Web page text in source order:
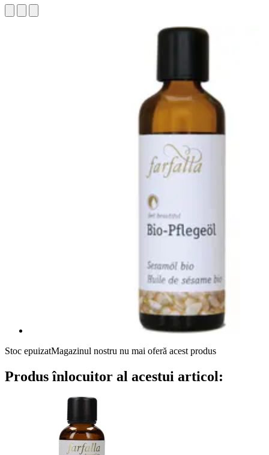
Stoc epuizatMagazinul nostru nu mai oferă acest produs
Produs înlocuitor al acestui articol: